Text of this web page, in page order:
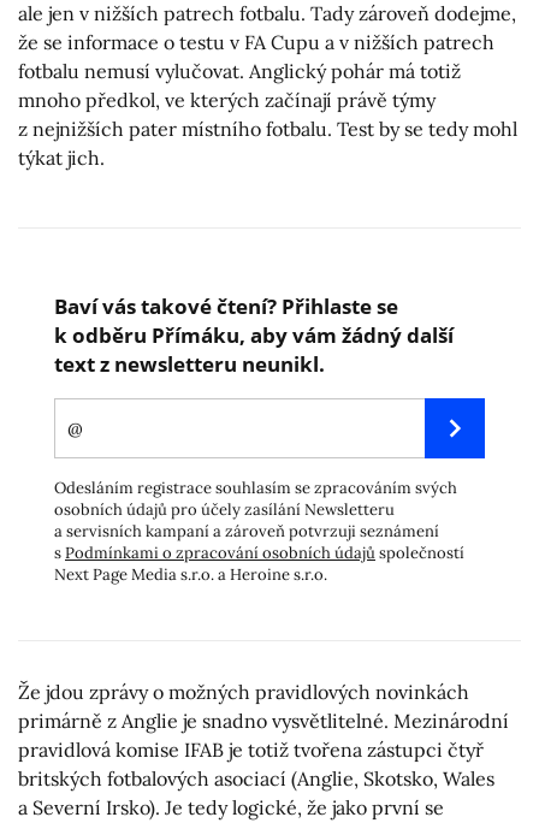
ale jen v nižších patrech fotbalu. Tady zároveň dodejme,
že se informace o testu v FA Cupu a v nižších patrech
fotbalu nemusí vylučovat. Anglický pohár má totiž
mnoho předkol, ve kterých začínají právě týmy
z nejnižších pater místního fotbalu. Test by se tedy mohl
týkat jich.
Baví vás takové čtení? Přihlaste se
k odběru Přímáku, aby vám žádný další
text z newsletteru neunikl.
Odesláním registrace souhlasím se zpracováním svých
osobních údajů pro účely zasílání Newsletteru
a servisních kampaní a zároveň potvrzuji seznámení
sPodmínkami o zpracování osobních údajůspolečností
Next Page Media s.r.o. a Heroine s.r.o.
Že jdou zprávy o možných pravidlových novinkách
primárně z Anglie je snadno vysvětlitelné. Mezinárodní
pravidlová komise IFAB je totiž tvořena zástupci čtyř
britských fotbalových asociací (Anglie, Skotsko, Wales
a Severní Irsko). Je tedy logické, že jako první se